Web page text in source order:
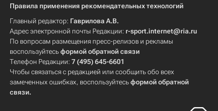
Правила применения рекомендательных технологий
Главный редактор: Гаврилова А.В.
Адрес электронной почты Редакции: r-sport.internet@ria.ru
По вопросам размещения пресс-релизов и рекламы
воспользуйтесьформой обратной связи
Телефон Редакции: 7 (495) 645-6601
Чтобы связаться с редакцией или сообщить обо всех
замеченных ошибках, воспользуйтесьформой обратной
связи.